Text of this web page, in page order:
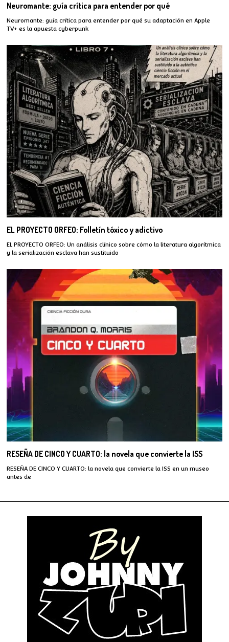
Neuromante: guía crítica para entender por qué
Neuromante: guía crítica para entender por qué su adaptación en Apple
TV+ es la apuesta cyberpunk
EL PROYECTO ORFEO: Folletín tóxico y adictivo
EL PROYECTO ORFEO: Un análisis clínico sobre cómo la literatura algorítmica
y la serialización esclava han sustituido
RESEÑA DE CINCO Y CUARTO: la novela que convierte la ISS
RESEÑA DE CINCO Y CUARTO: la novela que convierte la ISS en un museo
antes de